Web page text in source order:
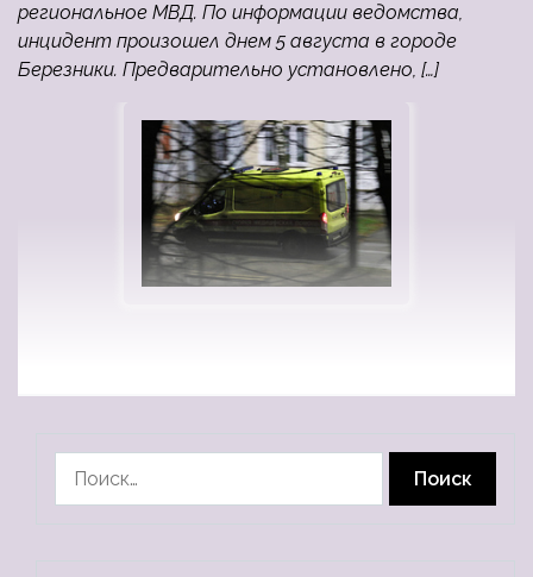
региональное МВД. По информации ведомства,
инцидент произошел днем 5 августа в городе
Березники. Предварительно установлено, […]